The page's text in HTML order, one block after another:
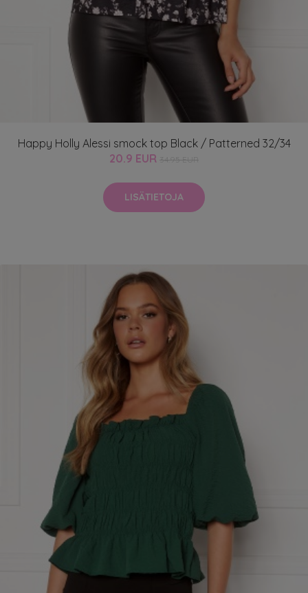
Happy Holly Alessi smock top Black / Patterned 32/34
20.9 EUR
LISÄTIETOJA